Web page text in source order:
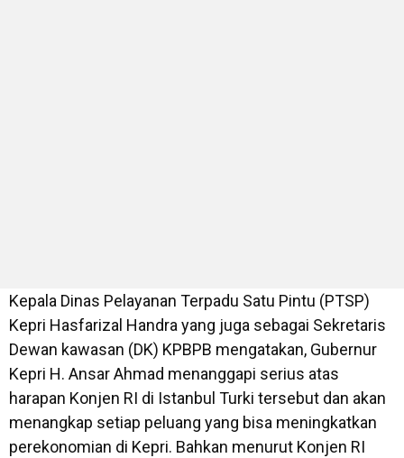
Kepala Dinas Pelayanan Terpadu Satu Pintu (PTSP)
Kepri Hasfarizal Handra yang juga sebagai Sekretaris
Dewan kawasan (DK) KPBPB mengatakan, Gubernur
Kepri H. Ansar Ahmad menanggapi serius atas
harapan Konjen RI di Istanbul Turki tersebut dan akan
menangkap setiap peluang yang bisa meningkatkan
perekonomian di Kepri. Bahkan menurut Konjen RI